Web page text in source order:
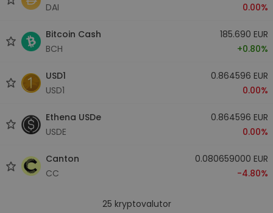
DAI
0.00%
Bitcoin Cash
BCH
185.690 EUR
+0.80%
USD1
USD1
0.864596 EUR
0.00%
Ethena USDe
USDE
0.864596 EUR
0.00%
Canton
CC
0.080659000 EUR
-4.80%
25 kryptovalutor